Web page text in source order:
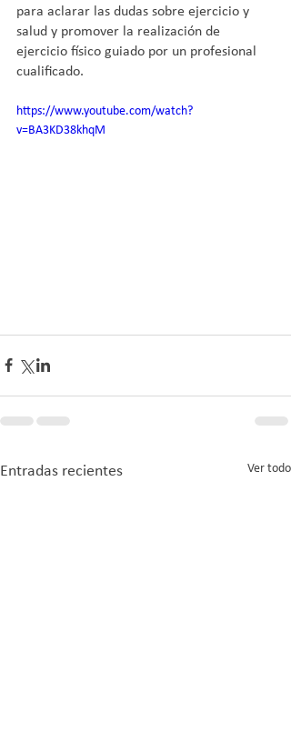
para aclarar las dudas sobre ejercicio y
salud y promover la realización de
ejercicio físico guiado por un profesional
cualificado.
https://www.youtube.com/watch?
v=BA3KD38khqM
Entradas recientes Ver todo